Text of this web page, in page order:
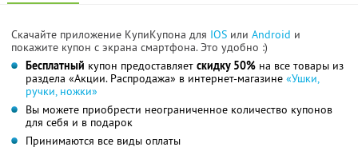
Скачайте приложение КупиКупона для IOS или Android и
покажите купон с экрана смартфона. Это удобно :)
Бесплатный купон предоставляет скидку 50% на все товары из
раздела «Акции. Распродажа» в интернет-магазине «Ушки,
ручки, ножки»
Вы можете приобрести неограниченное количество купонов
для себя и в подарок
Принимаются все виды оплаты